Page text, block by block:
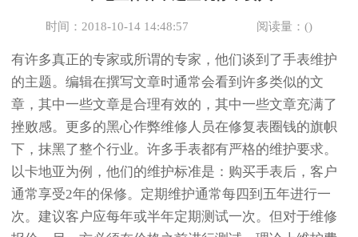
时间：2018-10-14 14:48:57 阅读量：()
有许多真正的专家或所谓的专家，他们谈到了手表维护
的主题。编辑在撰写文章时通常会看到许多类似的文
章，其中一些文章是合理有效的，其中一些文章充满了
挫败感。更多的黑心作弊维修人员在修复表圈钱的旗帜
下，抹黑了整个行业。许多手表都有严格的维护要求。
以卡地亚为例，他们的维护标准是：购买手表后，客户
通常享受2年的保修。定期维护通常每四到五年进行一
次。建议客户应每年或半年定期测试一次。但对于维修